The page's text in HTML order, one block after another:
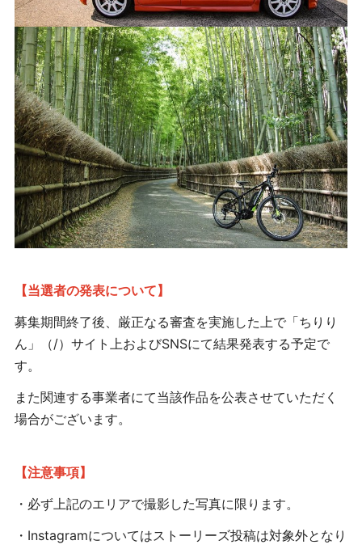
【当選者の発表について】
募集期間終了後、厳正なる審査を実施した上で「ちりり
ん」（/）サイト上およびSNSにて結果発表する予定で
す。
また関連する事業者にて当該作品を公表させていただく
場合がございます。
【注意事項】
・必ず上記のエリアで撮影した写真に限ります。
・Instagramについてはストーリーズ投稿は対象外となり